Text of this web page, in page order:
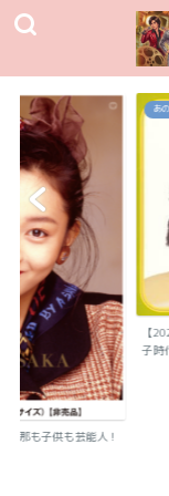
旦那も子供も芸能人！
あ
【
子時